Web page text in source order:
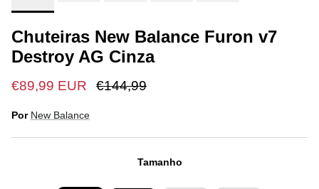
Chuteiras New Balance Furon v7
Destroy AG Cinza
€89,99 EUR €144,99
Por New Balance
Tamanho